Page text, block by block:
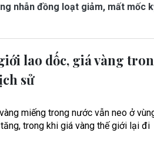
nhẫn đồng loạt giảm, mất mốc
lao dốc, giá vàng
sử
miếng trong nước vẫn neo ở
trong khi giá vàng thế giới lại đi